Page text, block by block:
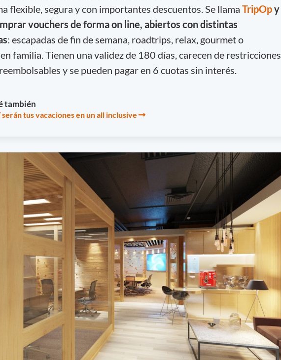
flexible, segura y con importantes descuentos. Se llama TripOpy
vouchers de forma on line, abiertos con distintas
: escapadas de fin de semana, roadtrips, relax, gourmet o
familia. Tienen una validez de 180 días, carecen de restricciones,
y se pueden pagar en 6 cuotas sin interés.
también
serán tus vacaciones en un all inclusive